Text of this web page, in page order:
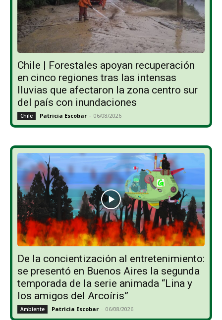
Chile | Forestales apoyan recuperación
en cinco regiones tras las intensas
lluvias que afectaron la zona centro sur
del país con inundaciones
Chile Patricia Escobar - 06/08/2026
De la concientización al entretenimiento:
se presentó en Buenos Aires la segunda
temporada de la serie animada “Lina y
los amigos del Arcoíris”
Ambiente Patricia Escobar - 06/08/2026